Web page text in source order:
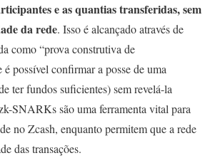
e as quantias transferidas, sem
da rede. Isso é alcançado através de
como “prova construtiva de
possível confirmar a posse de uma
ter fundos suficientes) sem revelá-la
SNARKs são uma ferramenta vital para
no Zcash, enquanto permitem que a rede
das transações.